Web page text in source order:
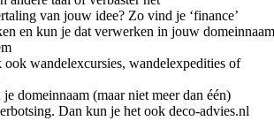
van jouw idee? Zo vind je ‘finance’
en kun je dat verwerken in jouw
wandelexcursies, wandelexpedities of
je domeinnaam (maar niet meer dan één)
Dan kun je het ook deco-advies.nl